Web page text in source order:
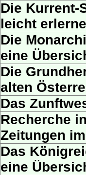
Die Kurrent-
leicht
Die
eine
Die
alten
Das
Recherche
Zeitungen
Das
eine